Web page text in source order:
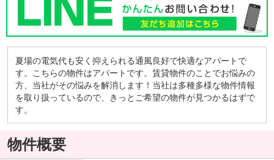
夏場の電気代も安く抑えられる通風良好で快適なアパートで
す。こちらの物件はアパートです。賃貸物件のことでお悩みの
方、当社がその悩みを解消します！当社は多種多様な物件情報
を取り扱っているので、きっとご希望の物件が見つかるはずで
す。
物件概要